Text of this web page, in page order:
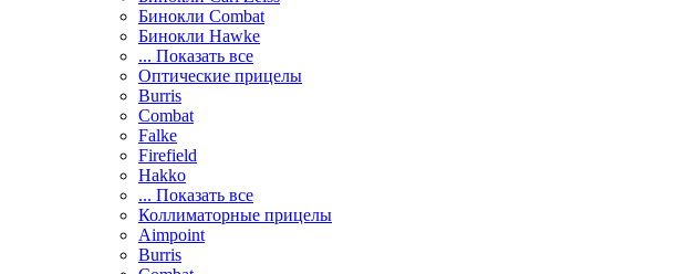
Бинокли Combat
Бинокли Hawke
... Показать все
Оптические прицелы
Burris
Combat
Falke
Firefield
Hakko
... Показать все
Коллиматорные прицелы
Aimpoint
Burris